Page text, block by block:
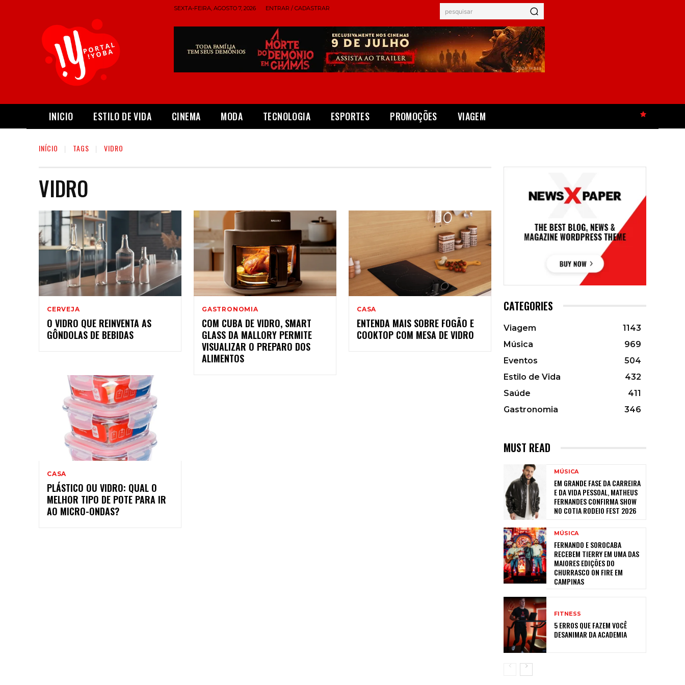
SEXTA-FEIRA, AGOSTO 7, 2026 ENTRAR / CADASTRAR pesquisar
INICIO ESTILO DE VIDA CINEMA MODA TECNOLOGIA ESPORTES PROMOÇÕES VIAGEM
INÍCIO TAGS VIDRO
VIDRO
CERVEJA
O VIDRO QUE REINVENTA AS
GÔNDOLAS DE BEBIDAS
GASTRONOMIA
COM CUBA DE VIDRO, SMART
GLASS DA MALLORY PERMITE
VISUALIZAR O PREPARO DOS
ALIMENTOS
CASA
ENTENDA MAIS SOBRE FOGÃO E
COOKTOP COM MESA DE VIDRO
CASA
PLÁSTICO OU VIDRO: QUAL O
MELHOR TIPO DE POTE PARA IR
AO MICRO-ONDAS?
CATEGORIES
Viagem
1143
Música
969
Eventos
504
Estilo de Vida
432
Saúde
411
Gastronomia
346
MUST READ
MÚSICA
EM GRANDE FASE DA CARREIRA
E DA VIDA PESSOAL, MATHEUS
FERNANDES CONFIRMA SHOW
NO COTIA RODEIO FEST 2026
MÚSICA
FERNANDO E SOROCABA
RECEBEM TIERRY EM UMA DAS
MAIORES EDIÇÕES DO
CHURRASCO ON FIRE EM
CAMPINAS
FITNESS
5 ERROS QUE FAZEM VOCÊ
DESANIMAR DA ACADEMIA